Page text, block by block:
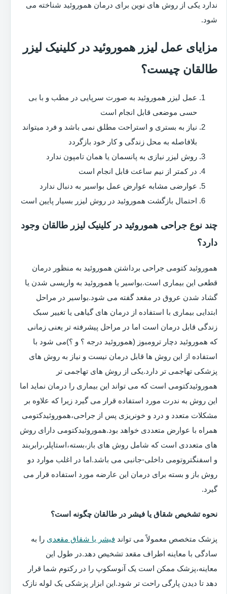
ندارد یکی از روش های نوین برای درمان هموروئید شناخته می
شود.
مزایای عمل لیزر هموروئید در کلینیک لیزر
طالقان چیست؟
عمل لیزر هموروئید به صورت سرپایی در مطب و با بی
حسی موضعی قابل انجام است
نیاز به بستری و استراحت مطلق نمی باشد و فرد میتواند
بلافاصله به محل زندگی و کار خود بازگردد
روش لیزر نیازی به پانسمان یا همان تامپون ندارد
در کمتر از نیم ساعت قابل انجام است
عوارضی مشابه عوارض عمل بواسیر به دنبال ندارد
احتمال بازگشت هموروئید در روش لیزر بسیار پایین است
چند نوع جراحی هموروئید در کلینیک لیزر طالقان وجود
دارد؟
هموروئید کتومی جراحی برداشتن هموروئید به منظور درمان
قطعی این بیماری است.بواسیر یا هموروئید به واریسی شدن یا
گشاد شدن عروق در مقعد گفته می شود.بواسیر در مراحل
ابتدایی بیماری با استفاده از درمان های گیاهی یا تغییر سبک
زندگی قابل درمان است اما در مراحل پیشرفته تر یعنی زمانی
که هموروئید دچار ترومبوز (هموروئید درجه ؟ و ؟)می شود با
استفاده از این روش ها قابل درمان نیست و نیاز به روش های
پزشکی تهاجمی تر دارد.یکی از روش های تهاجمی تر
هموروئیدکتومی است که می تواند این بیماری را درمان نماید اما
این روش به ندرت مورد استفاده قرار می گیرد زیرا که علاوه بر
مشکلات متعدد و درد و خونریزی پس از جراحی،هموروئیدکتومی
همراه با عوارض متعددی خواهد بود.هموروئیدکتومی دارای روش
های متعددی است که شامل روش های باز،بسته،استاپلر،رابربند
و اسفنگتروتومی داخلی-جانبی می باشد.اما در اغلب موارد دو
روش باز و بسته برای درمان این عارضه مورد استفاده قرار می
گیرد.
نحوه تشخیص شقاق یا فیشر در طالقان چگونه است؟
پزشک متخصص معمولاً می تواند فیشر یا شقاق مقعدی را به
سادگی با معاینه اطراف مقعد تشخیص دهد.در طول این
معاینه،پزشک ممکن است یک آنوسکوپ را در رکتوم شما قرار
دهد تا دیدن پارگی راحت تر شود.این ابزار پزشکی یک لوله نازک